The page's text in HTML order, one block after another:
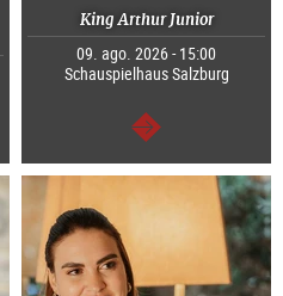
King Arthur Junior
09. ago. 2026 - 15:00
Schauspielhaus Salzburg
continuar